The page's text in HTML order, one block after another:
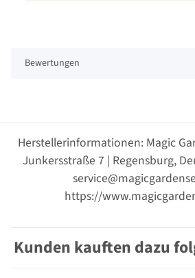
Bewertungen
Herstellerinformationen: Magic
Junkersstraße 7 | Regensburg,
https://
Kunden kauften dazu